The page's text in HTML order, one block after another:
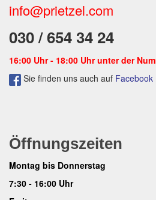
info@prietzel.com
030 / 654 34 24
16:00 Uhr - 18:00 Uhr unter der
Sie finden uns auch auf Facebook
Öffnungszeiten
Montag bis Donnerstag
7:30 - 16:00 Uhr